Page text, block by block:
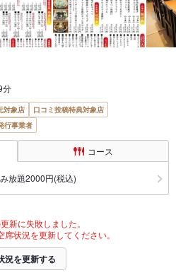
分
対象店
口コミ投稿特典対象店
行事業者
コース
放題2000円(税込)
新に失敗しました。
状況を更新してください。
況を更新する